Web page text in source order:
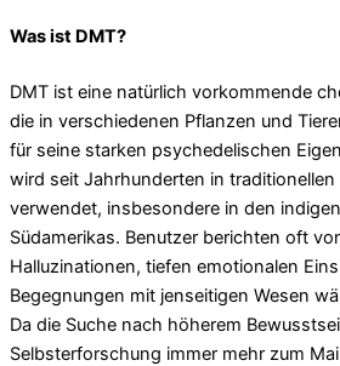
Was ist DMT?
DMT ist eine natürlich vorkommende
die in verschiedenen Pflanzen und
für seine starken psychedelischen
wird seit Jahrhunderten in traditionellen
verwendet, insbesondere in den
Südamerikas. Benutzer berichten oft
Halluzinationen, tiefen emotionalen
Begegnungen mit jenseitigen Wesen
Da die Suche nach höherem
Selbsterforschung immer mehr zum